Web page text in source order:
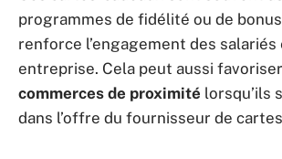
programmes de fidélité ou de
renforce l’engagement des
entreprise. Cela peut aussi
commerces de proximité lorsqu’ils
dans l’offre du fournisseur de